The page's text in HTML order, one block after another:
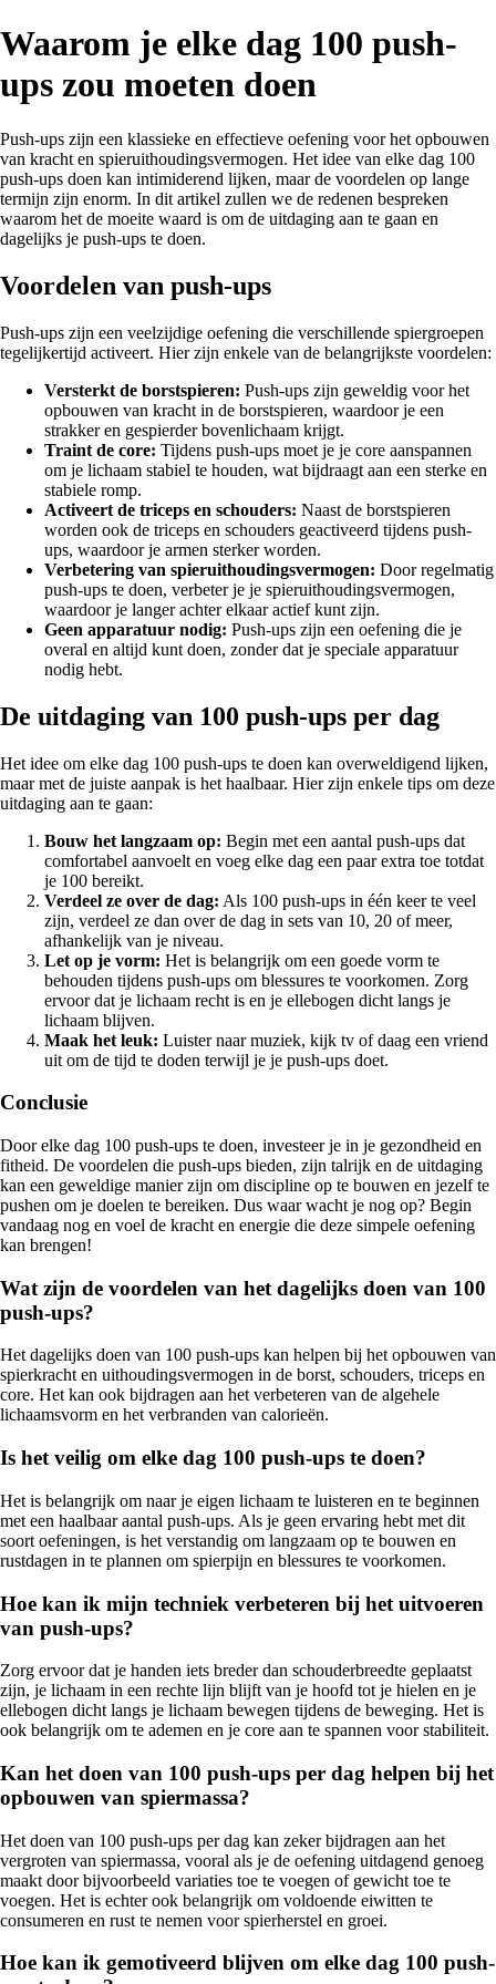
Waarom je elke dag 100 push-
ups zou moeten doen
Push-ups zijn een klassieke en effectieve oefening voor het opbouwen
van kracht en spieruithoudingsvermogen. Het idee van elke dag 100
push-ups doen kan intimiderend lijken, maar de voordelen op lange
termijn zijn enorm. In dit artikel zullen we de redenen bespreken
waarom het de moeite waard is om de uitdaging aan te gaan en
dagelijks je push-ups te doen.
Voordelen van push-ups
Push-ups zijn een veelzijdige oefening die verschillende spiergroepen
tegelijkertijd activeert. Hier zijn enkele van de belangrijkste voordelen:
Versterkt de borstspieren: Push-ups zijn geweldig voor het
opbouwen van kracht in de borstspieren, waardoor je een
strakker en gespierder bovenlichaam krijgt.
Traint de core: Tijdens push-ups moet je je core aanspannen
om je lichaam stabiel te houden, wat bijdraagt aan een sterke en
stabiele romp.
Activeert de triceps en schouders: Naast de borstspieren
worden ook de triceps en schouders geactiveerd tijdens push-
ups, waardoor je armen sterker worden.
Verbetering van spieruithoudingsvermogen: Door regelmatig
push-ups te doen, verbeter je je spieruithoudingsvermogen,
waardoor je langer achter elkaar actief kunt zijn.
Geen apparatuur nodig: Push-ups zijn een oefening die je
overal en altijd kunt doen, zonder dat je speciale apparatuur
nodig hebt.
De uitdaging van 100 push-ups per dag
Het idee om elke dag 100 push-ups te doen kan overweldigend lijken,
maar met de juiste aanpak is het haalbaar. Hier zijn enkele tips om deze
uitdaging aan te gaan:
Bouw het langzaam op: Begin met een aantal push-ups dat
comfortabel aanvoelt en voeg elke dag een paar extra toe totdat
je 100 bereikt.
Verdeel ze over de dag: Als 100 push-ups in één keer te veel
zijn, verdeel ze dan over de dag in sets van 10, 20 of meer,
afhankelijk van je niveau.
Let op je vorm: Het is belangrijk om een goede vorm te
behouden tijdens push-ups om blessures te voorkomen. Zorg
ervoor dat je lichaam recht is en je ellebogen dicht langs je
lichaam blijven.
Maak het leuk: Luister naar muziek, kijk tv of daag een vriend
uit om de tijd te doden terwijl je je push-ups doet.
Conclusie
Door elke dag 100 push-ups te doen, investeer je in je gezondheid en
fitheid. De voordelen die push-ups bieden, zijn talrijk en de uitdaging
kan een geweldige manier zijn om discipline op te bouwen en jezelf te
pushen om je doelen te bereiken. Dus waar wacht je nog op? Begin
vandaag nog en voel de kracht en energie die deze simpele oefening
kan brengen!
Wat zijn de voordelen van het dagelijks doen van 100
push-ups?
Het dagelijks doen van 100 push-ups kan helpen bij het opbouwen van
spierkracht en uithoudingsvermogen in de borst, schouders, triceps en
core. Het kan ook bijdragen aan het verbeteren van de algehele
lichaamsvorm en het verbranden van calorieën.
Is het veilig om elke dag 100 push-ups te doen?
Het is belangrijk om naar je eigen lichaam te luisteren en te beginnen
met een haalbaar aantal push-ups. Als je geen ervaring hebt met dit
soort oefeningen, is het verstandig om langzaam op te bouwen en
rustdagen in te plannen om spierpijn en blessures te voorkomen.
Hoe kan ik mijn techniek verbeteren bij het uitvoeren
van push-ups?
Zorg ervoor dat je handen iets breder dan schouderbreedte geplaatst
zijn, je lichaam in een rechte lijn blijft van je hoofd tot je hielen en je
ellebogen dicht langs je lichaam bewegen tijdens de beweging. Het is
ook belangrijk om te ademen en je core aan te spannen voor stabiliteit.
Kan het doen van 100 push-ups per dag helpen bij het
opbouwen van spiermassa?
Het doen van 100 push-ups per dag kan zeker bijdragen aan het
vergroten van spiermassa, vooral als je de oefening uitdagend genoeg
maakt door bijvoorbeeld variaties toe te voegen of gewicht toe te
voegen. Het is echter ook belangrijk om voldoende eiwitten te
consumeren en rust te nemen voor spierherstel en groei.
Hoe kan ik gemotiveerd blijven om elke dag 100 push-